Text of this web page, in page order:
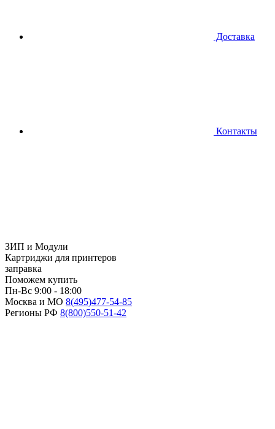
Доставка
Контакты
ЗИП и Модули
Картриджи для принтеров
заправка
Поможем купить
Пн-Вс 9:00 - 18:00
Москва и МО 8(495)477-54-85
Регионы РФ 8(800)550-51-42